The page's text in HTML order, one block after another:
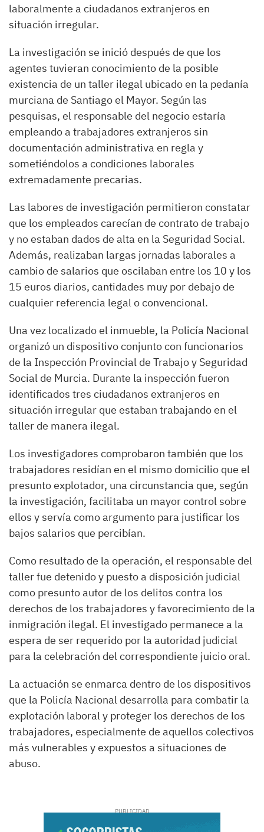
laboralmente a ciudadanos extranjeros en
situación irregular.
La investigación se inició después de que los
agentes tuvieran conocimiento de la posible
existencia de un taller ilegal ubicado en la pedanía
murciana de Santiago el Mayor. Según las
pesquisas, el responsable del negocio estaría
empleando a trabajadores extranjeros sin
documentación administrativa en regla y
sometiéndolos a condiciones laborales
extremadamente precarias.
Las labores de investigación permitieron constatar
que los empleados carecían de contrato de trabajo
y no estaban dados de alta en la Seguridad Social.
Además, realizaban largas jornadas laborales a
cambio de salarios que oscilaban entre los 10 y los
15 euros diarios, cantidades muy por debajo de
cualquier referencia legal o convencional.
Una vez localizado el inmueble, la Policía Nacional
organizó un dispositivo conjunto con funcionarios
de la Inspección Provincial de Trabajo y Seguridad
Social de Murcia. Durante la inspección fueron
identificados tres ciudadanos extranjeros en
situación irregular que estaban trabajando en el
taller de manera ilegal.
Los investigadores comprobaron también que los
trabajadores residían en el mismo domicilio que el
presunto explotador, una circunstancia que, según
la investigación, facilitaba un mayor control sobre
ellos y servía como argumento para justificar los
bajos salarios que percibían.
Como resultado de la operación, el responsable del
taller fue detenido y puesto a disposición judicial
como presunto autor de los delitos contra los
derechos de los trabajadores y favorecimiento de la
inmigración ilegal. El investigado permanece a la
espera de ser requerido por la autoridad judicial
para la celebración del correspondiente juicio oral.
La actuación se enmarca dentro de los dispositivos
que la Policía Nacional desarrolla para combatir la
explotación laboral y proteger los derechos de los
trabajadores, especialmente de aquellos colectivos
más vulnerables y expuestos a situaciones de
abuso.